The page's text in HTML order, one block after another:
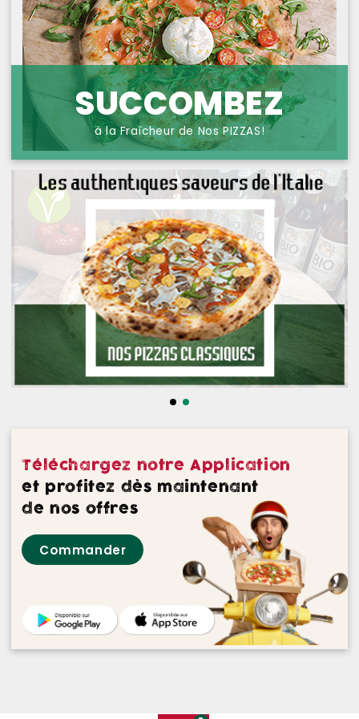
NOS PIZZAS FROMAGES
NOS SAVEURS D AILLEURS
OFFRE PRIMA
OFFRE MEZZO
MENUS BAMBINO
NOS PATES GRATINEES
NOS BURRITOS GRATINES
NOS PANINIS
NOS SALADES
NOS DESSERTS
NOS VINS ROUGES
NOS VINS ROSES
NOS VINS BLANCS
PROTECTION DES
DONNÉES
SUCCOMBEZ
à la Fraîcheur de Nos PIZZAS!
Téléchargez notre Application
et profitez dès maintenant
de nos offres
Commander